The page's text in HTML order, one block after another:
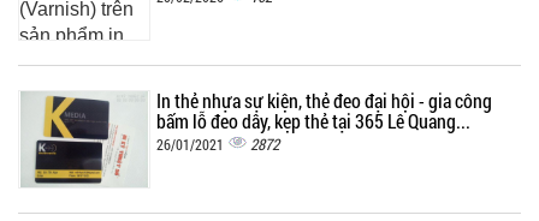
In thẻ nhựa sự kiện, thẻ đeo đại hội - gia công
bấm lỗ đeo dây, kẹp thẻ tại 365 Lê Quang...
26/01/2021 2872